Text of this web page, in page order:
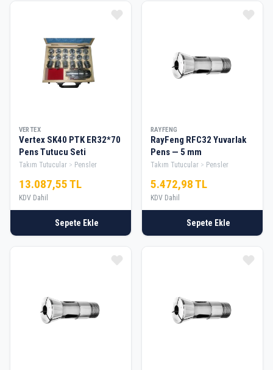
VERTEX
Vertex SK40 PTK ER32*70
Pens Tutucu Seti
Takım Tutucular Pensler
13.087,55 TL
KDV Dahil
Sepete Ekle
RAYFENG
RayFeng RFC32 Yuvarlak
Pens — 5 mm
Takım Tutucular Pensler
5.472,98 TL
KDV Dahil
Sepete Ekle